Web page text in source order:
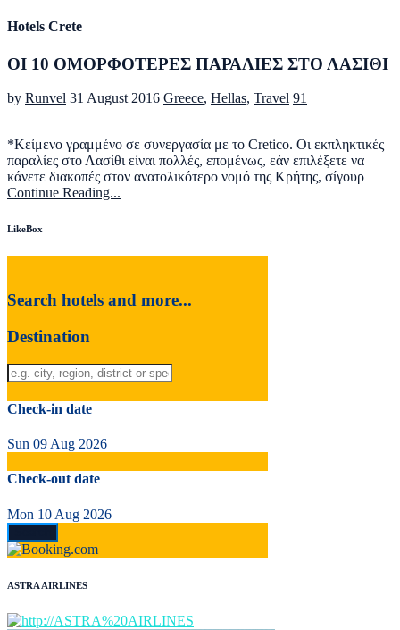
Hotels Crete
ΟΙ 10 ΟΜΟΡΦΟΤΕΡΕΣ ΠΑΡΑΛΙΕΣ ΣΤΟ ΛΑΣΙΘΙ
by Runvel 31 August 2016 Greece, Hellas, Travel 91
*Κείμενο γραμμένο σε συνεργασία με τo Cretico. Οι εκπληκτικές
παραλίες στο Λασίθι είναι πολλές, επομένως, εάν επιλέξετε να
κάνετε διακοπές στον ανατολικότερο νομό της Κρήτης, σίγουρ
Continue Reading...
LikeBox
Search hotels and more...
Destination
Check-in date
Sun 09 Aug 2026
Check-out date
Mon 10 Aug 2026
ASTRA AIRLINES